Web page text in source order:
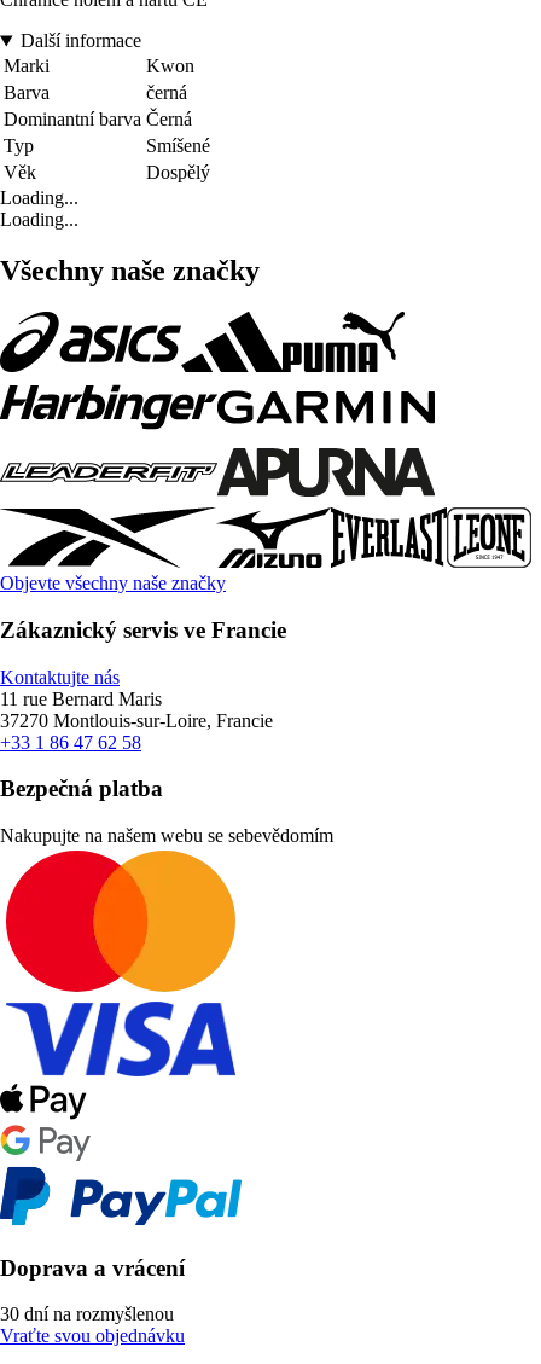
Další informace
Marki
Kwon
Barva
černá
Dominantní barva Černá
Typ
Smíšené
Věk
Dospělý
Loading...
Loading...
Všechny naše značky
Objevte všechny naše značky
Zákaznický servis ve Francie
Kontaktujte nás
11 rue Bernard Maris
37270 Montlouis-sur-Loire, Francie
+33 1 86 47 62 58
Bezpečná platba
Nakupujte na našem webu se sebevědomím
Doprava a vrácení
30 dní na rozmyšlenou
Vraťte svou objednávku